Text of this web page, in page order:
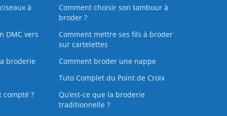
à
Comment choisir son tambour à
broder ?
DMC vers
Comment mettre ses fils à broder
sur cartelettes
broderie
Comment broder une nappe
Tuto Complet du Point de Croix
compté ?
Qu’est-ce que la broderie
traditionnelle ?